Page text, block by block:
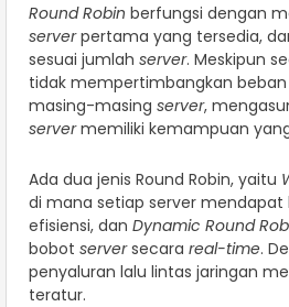
Round Robin berfungsi dengan
serverpertama yang tersedia,
sesuai jumlah server. Meskipun
tidak mempertimbangkan
masing-masing server,
servermemiliki kemampuan
Ada dua jenis Round Robin, yaitu
di mana setiap server mendapat
efisiensi, dan Dynamic Round
bobot serversecara real-time.
penyaluran lalu lintas jaringan
teratur.